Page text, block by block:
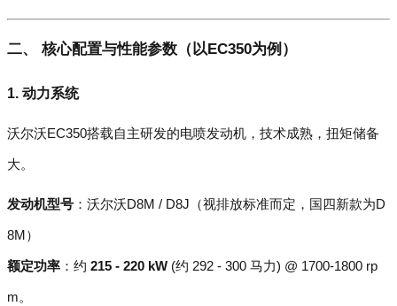
二、 核心配置与性能参数（以EC350为例）
1. 动力系统
沃尔沃EC350搭载自主研发的电喷发动机，技术成熟，扭矩储备
大。
发动机型号 ：沃尔沃D8M / D8J（视排放标准而定，国四新款为D
8M）
额定功率 ：约 215 - 220 kW (约 292 - 300 马力) @ 1700-1800 rp
m。